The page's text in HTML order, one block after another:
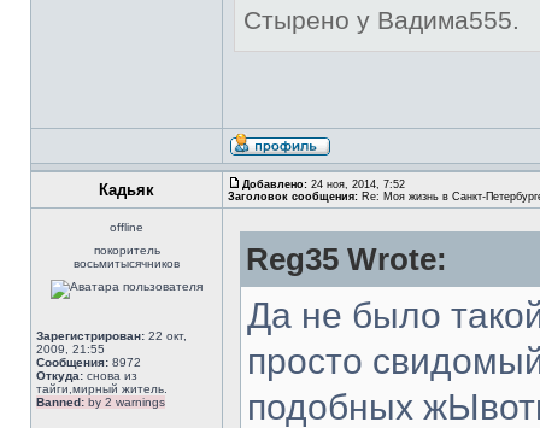
Стырено у Вадима555.
Кадьяк Добавлено: 24 ноя, 2014, 7:52
Заголовок сообщения: Re: Моя жизнь в Санкт-
offline
покоритель
восьмитысячников
Зарегистрирован: 22 окт,
2009, 21:55
Сообщения: 8972
Откуда: снова из
тайги,мирный житель.
Banned: by 2 warnings
Reg35 Wrote:
Да не было
просто
подобных